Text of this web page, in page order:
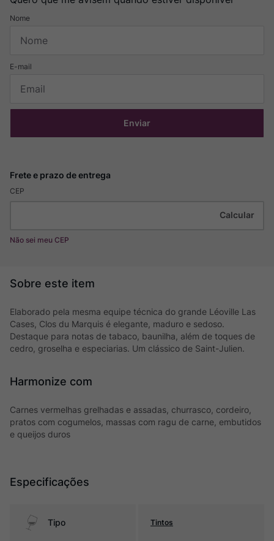
Enviar
CEP
Não sei meu CEP
Elaborado pela mesma equipe técnica do grande Léoville Las
Cases, Clos du Marquis é elegante, maduro e sedoso.
Destaque para notas de tabaco, baunilha, além de toques de
cedro, groselha e especiarias. Um clássico de Saint-Julien.
Harmonize com
Carnes vermelhas grelhadas e assadas, churrasco, cordeiro,
pratos com cogumelos, massas com ragu de carne, embutidos
e queijos duros
Especificações
Tipo Tintos